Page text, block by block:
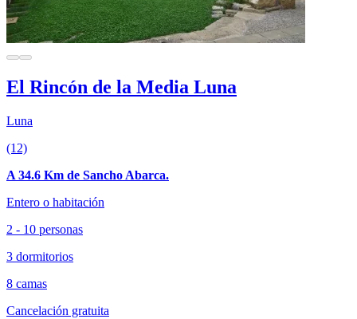
El Rincón de la Media Luna
Luna
(12)
A 34.6 Km de Sancho Abarca.
Entero o habitación
2 - 10 personas
3 dormitorios
8 camas
Cancelación gratuita